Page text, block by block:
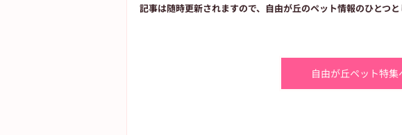
記事は随時更新されますので、自由が丘のペット情報のひとつ
自由が丘ペット特集